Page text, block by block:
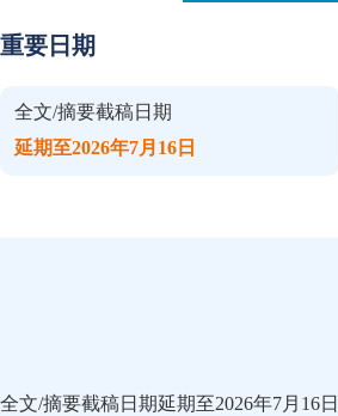
重要日期
全文/摘要截稿日期
延期至2026年7月16日
全文/摘要截稿日期延期至2026年7月16日